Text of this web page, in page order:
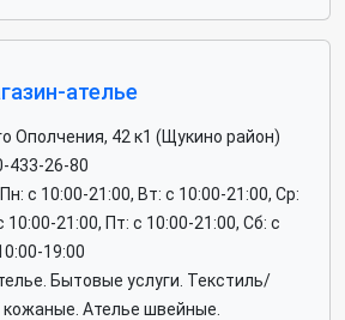
ателье
Ополчения, 42 к1 (Щукино район)
433-26-80
Пн: c 10:00-21:00, Вт: c 10:00-21:00, Ср:
10:00-21:00, Пт: c 10:00-21:00, Сб: c
19:00
Бытовые услуги. Текстиль/
Ателье швейные.